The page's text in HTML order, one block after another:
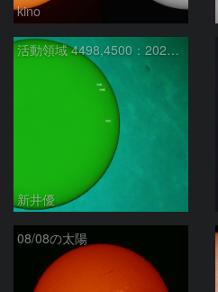
kino
活動領域 4498,4500：2026/08/08
新井優
08/08の太陽